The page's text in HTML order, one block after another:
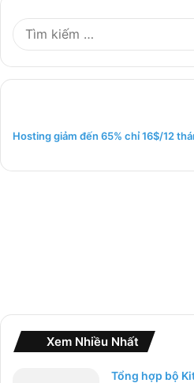
Hosting giảm đến 65% chỉ 16$/12
Xem Nhiều Nhất
Tổng hợp bộ